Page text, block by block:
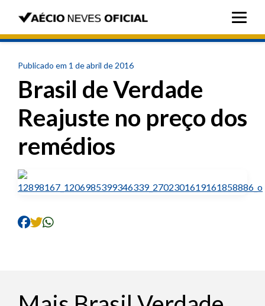
Publicado em 1 de abril de 2016
Brasil de Verdade
Reajuste no preço dos
remédios